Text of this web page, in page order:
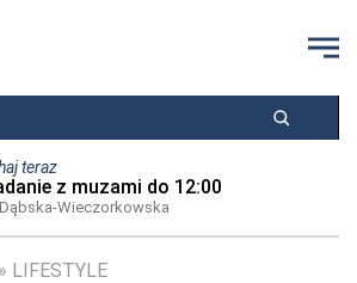
teraz
z muzami do 12:00
Wieczorkowska
LIFESTYLE